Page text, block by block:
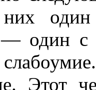
— один с
Этот